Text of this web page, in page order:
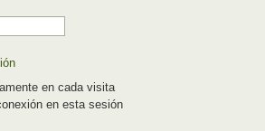
en cada visita
en esta sesión